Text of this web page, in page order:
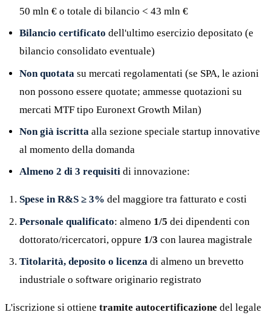
50 mln € o totale di bilancio < 43 mln €
Bilancio certificato dell'ultimo esercizio depositato (e
bilancio consolidato eventuale)
Non quotata su mercati regolamentati (se SPA, le azioni
non possono essere quotate; ammesse quotazioni su
mercati MTF tipo Euronext Growth Milan)
Non già iscritta alla sezione speciale startup innovative
al momento della domanda
Almeno 2 di 3 requisiti di innovazione:
Spese in R&S ≥ 3% del maggiore tra fatturato e costi
Personale qualificato: almeno 1/5 dei dipendenti con
dottorato/ricercatori, oppure 1/3 con laurea magistrale
Titolarità, deposito o licenza di almeno un brevetto
industriale o software originario registrato
L'iscrizione si ottiene tramite autocertificazione del legale